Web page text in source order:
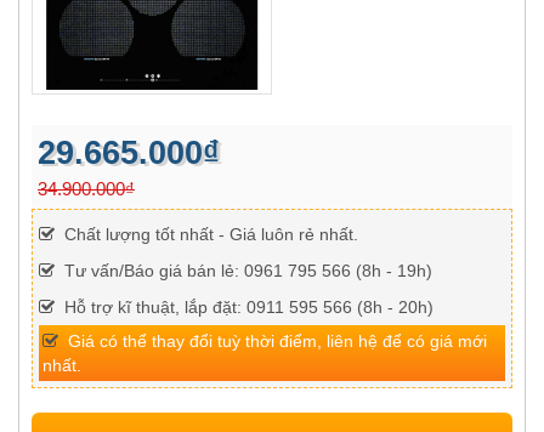
29.665.000₫
34.900.000₫
Chất lượng tốt nhất - Giá luôn rẻ nhất.
Tư vấn/Báo giá bán lẻ: 0961 795 566 (8h - 19h)
Hỗ trợ kĩ thuật, lắp đặt: 0911 595 566 (8h - 20h)
Giá có thể thay đổi tuỳ thời điểm, liên hệ để có giá mới
nhất.